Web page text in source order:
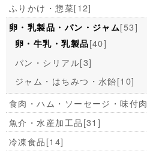
ふりかけ・惣菜[12]
卵・乳製品・パン・ジャム[53]
卵・牛乳・乳製品[40]
パン・シリアル[3]
ジャム・はちみつ・水飴[10]
食肉・ハム・ソーセージ・味付肉
魚介・水産加工品[31]
冷凍食品[14]